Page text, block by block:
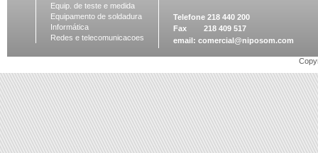
Equip. de teste e medida
Equipamento de soldadura
Informática
Redes e telecomunicacoes
Telefone 218 440 200
Fax 218 409 517
email: comercial@niposom.com